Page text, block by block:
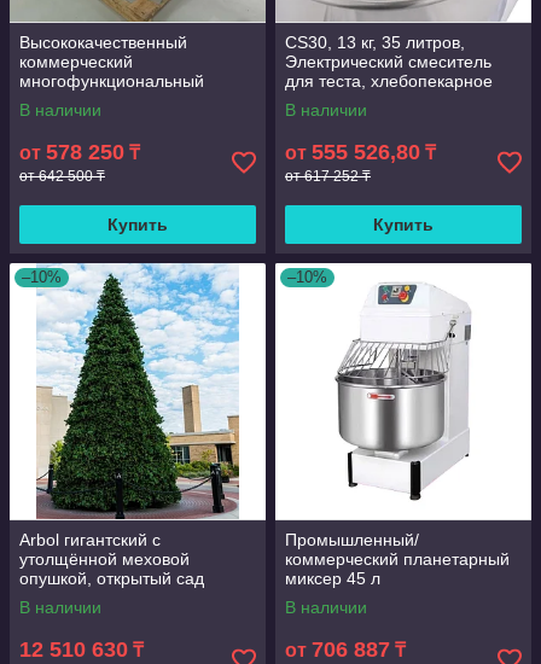
Высококачественный
коммерческий
многофункциональный
кухонный планетарный тесто
смеситель 30 л
В наличии
от 578 250 ₸
от 642 500 ₸
Купить
CS30, 13 кг, 35 литров,
Электрический смеситель
для теста, хлебопекарное
оборудование, смеситель
для замешивания
В наличии
от 555 526,80 ₸
от 617 252 ₸
Купить
–10%
Arbol гигантский с
утолщённой меховой
опушкой, открытый сад
торговый центр украшения
12 метровая гигантские
Искусственная
В наличии
12 510 630 ₸
–10%
Промышленный/
коммерческий планетарный
миксер 45 л
В наличии
от 706 887 ₸